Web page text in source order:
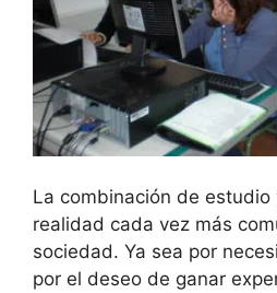
La combinación de estudio
realidad cada vez más
sociedad. Ya sea por
por el deseo de ganar